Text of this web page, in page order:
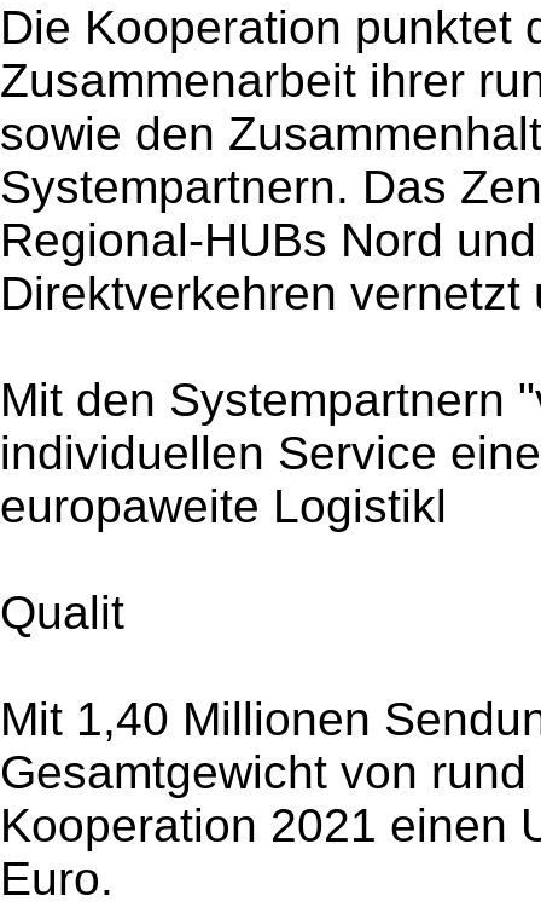
Die Kooperation punktet
Zusammenarbeit ihrer
sowie den
Systempartnern. Das
Regional-HUBs Nord
Direktverkehren
Mit den Systempartnern
individuellen Service
europaweite Logistikl
Qualit
Mit 1,40 Millionen
Gesamtgewicht von
Kooperation 2021 einen
Euro.